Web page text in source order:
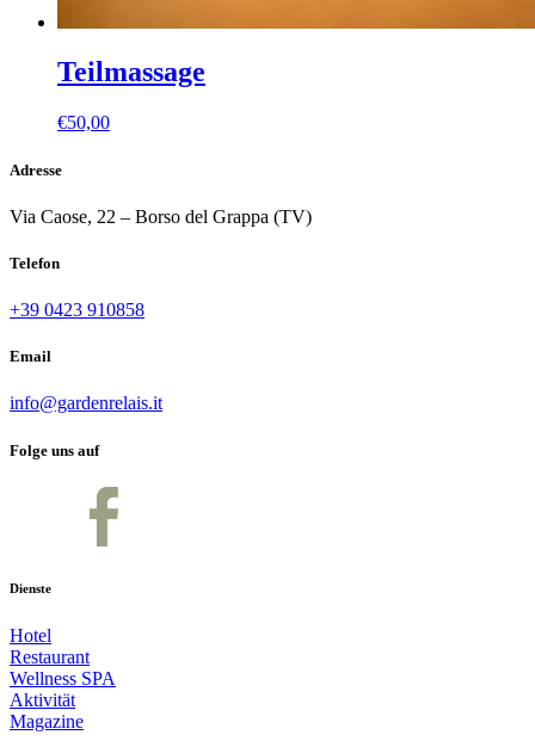
Teilmassage
€50,00
Adresse
Via Caose, 22 – Borso del Grappa (TV)
Telefon
+39 0423 910858
Email
info@gardenrelais.it
Folge uns auf
Dienste
Hotel
Restaurant
Wellness SPA
Aktivität
Magazine